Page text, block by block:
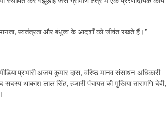
स्वतंत्रता और बंधुत्व के आदर्शों को जीवंत रखते हैं।”
प्रभारी अजय कुमार दास, वरिष्ठ मानव संसाधन अधिकारी
सदस्य आकाश लाल सिंह, हजारी पंचायत की मुखिया तारामणि देवी,